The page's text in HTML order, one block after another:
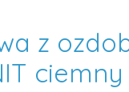
z